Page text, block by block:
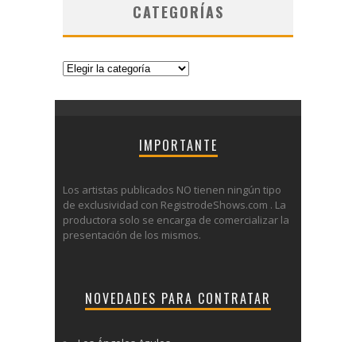
CATEGORÍAS
Categorías
IMPORTANTE
Los artistas publicados NO tienen ningún tipo
de exclusividad con RegistrodeShows.com . La
productora solo se encarga de comercializar la
presentación de los mismos.
NOVEDADES PARA CONTRATAR